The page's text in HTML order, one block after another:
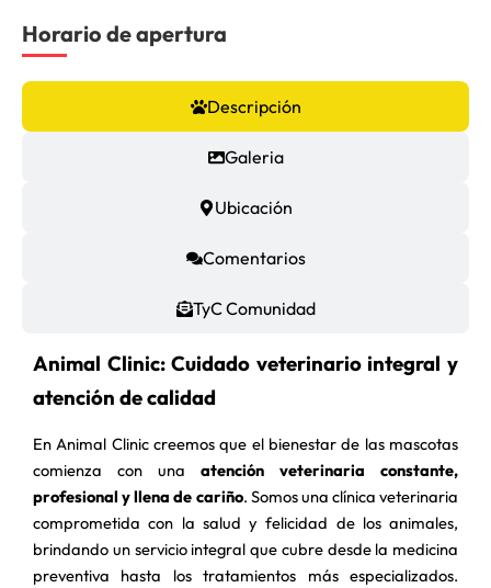
Descripción
Galeria
Ubicación
Comentarios
TyC Comunidad
Animal Clinic: Cuidado veterinario integral y
atención de calidad
En Animal Clinic creemos que el bienestar de las mascotas
comienza con una atención veterinaria constante,
profesional y llena de cariño. Somos una clínica veterinaria
comprometida con la salud y felicidad de los animales,
brindando un servicio integral que cubre desde la medicina
preventiva hasta los tratamientos más especializados.
Horario de apertura